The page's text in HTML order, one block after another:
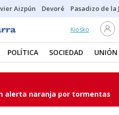
Aizpún Devoré Pasadizo de la
Kiosko
POLÍTICA SOCIEDAD UNIÓN
alerta naranja por tormentas